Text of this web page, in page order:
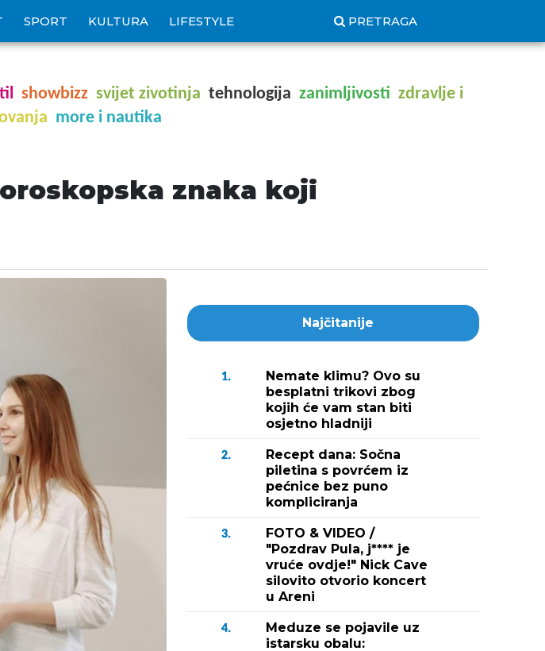
SPORT KULTURA LIFESTYLE PRETRAGA
showbizz svijet zivotinja tehnologija zanimljivosti zdravlje i
more i nautika
znaka koji
Najčitanije
1.
Nemate klimu? Ovo su
besplatni trikovi zbog
kojih će vam stan biti
osjetno hladniji
2.
Recept dana: Sočna
piletina s povrćem iz
pećnice bez puno
kompliciranja
3.
FOTO & VIDEO /
"Pozdrav Pula, j**** je
vruće ovdje!" Nick Cave
silovito otvorio koncert
u Areni
4.
Meduze se pojavile uz
istarsku obalu: